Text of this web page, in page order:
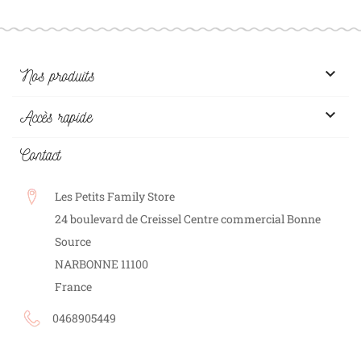
Nos produits 
Accès rapide 
Contact
Les Petits Family Store
24 boulevard de Creissel Centre commercial Bonne
Source
NARBONNE 11100
France
0468905449